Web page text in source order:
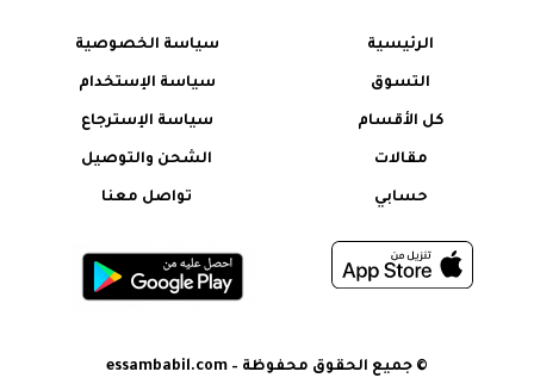
الرئيسية
التسوق
كل الأقسام
مقالات
حسابي
سياسة الخصوصية
سياسة الإستخدام
سياسة الإسترجاع
الشحن والتوصيل
تواصل معنا
© جميع الحقوق محفوظة – essambabil.com